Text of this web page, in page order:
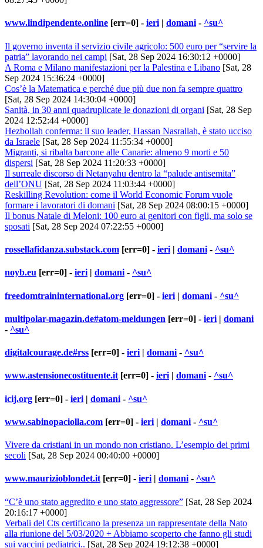
www.lindipendente.online [err=0] - ieri| domani- ^su^
Il governo inventa il servizio civile agricolo: 500 euro per “servire la
patria” lavorando nei campi [Sat, 28 Sep 2024 16:30:12 +0000]
A Roma e Milano manifestazioni per la Palestina e Libano [Sat, 28
Sep 2024 15:36:24 +0000]
Cos’è la Matematica e perché due più due non fa sempre quattro
[Sat, 28 Sep 2024 14:30:04 +0000]
Sanità, in 30 anni quadruplicate le donazioni di organi [Sat, 28 Sep
2024 12:52:44 +0000]
Hezbollah conferma: il suo leader, Hassan Nasrallah, è stato ucciso
da Israele [Sat, 28 Sep 2024 11:55:34 +0000]
Migranti, si ribalta barcone alle Canarie: almeno 9 morti e 50
dispersi [Sat, 28 Sep 2024 11:20:33 +0000]
Il surreale discorso di Netanyahu dentro la “palude antisemita”
dell’ONU [Sat, 28 Sep 2024 11:03:44 +0000]
Reskilling Revolution: come il World Economic Forum vuole
formare i lavoratori di domani [Sat, 28 Sep 2024 08:00:15 +0000]
Il bonus Natale di Meloni: 100 euro ai genitori con figli, ma solo se
sposati [Sat, 28 Sep 2024 07:22:55 +0000]
rossellafidanza.substack.com [err=0] - ieri | domani - ^su^
noyb.eu [err=0] - ieri | domani - ^su^
freedomtraininternational.org [err=0] - ieri | domani - ^su^
multipolar-magazin.de#atom-meldungen [err=0] - ieri | domani
- ^su^
digitalcourage.de#rss [err=0] - ieri | domani - ^su^
www.astensionecostituente.it [err=0] - ieri | domani - ^su^
icij.org [err=0] - ieri | domani - ^su^
www.sabinopaciolla.com [err=0] - ieri | domani - ^su^
Vivere da cristiani in un mondo non cristiano. L’esempio dei primi
secoli [Sat, 28 Sep 2024 00:40:00 +0000]
www.maurizioblondet.it [err=0] - ieri | domani - ^su^
“C’è uno stato aggredito e uno stato aggressore” [Sat, 28 Sep 2024
20:16:17 +0000]
Verbali del Cts certificano la presenza un rappresentate della Nato
alla riunione del 5/03/2020 + Abbiamo scoperto che fanno gli studi
sui vaccini pediatrici.. [Sat, 28 Sep 2024 19:12:38 +0000]